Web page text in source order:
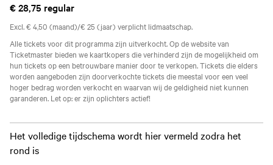
€ 28,75 regular
Excl. € 4,50 (maand)/€ 25 (jaar) verplicht lidmaatschap.
Alle tickets voor dit programma zijn uitverkocht. Op de website van
Ticketmaster bieden we kaartkopers die verhinderd zijn de mogelijkheid om
hun tickets op een betrouwbare manier door te verkopen. Tickets die elders
worden aangeboden zijn doorverkochte tickets die meestal voor een veel
hoger bedrag worden verkocht en waarvan wij de geldigheid niet kunnen
garanderen. Let op: er zijn oplichters actief!
Het volledige tijdschema wordt hier vermeld zodra het
rond is